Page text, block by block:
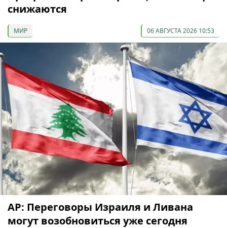
снижаются
МИР 06 АВГУСТА 2026 10:53
AP: Переговоры Израиля и Ливана
могут возобновиться уже сегодня